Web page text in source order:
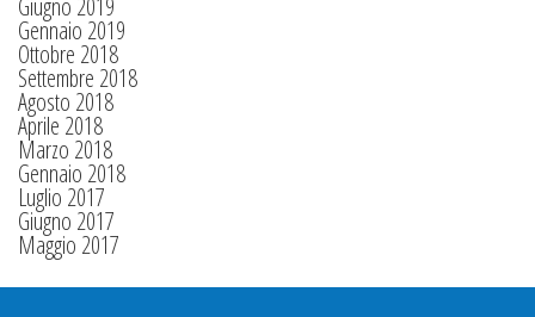
Giugno 2019
Gennaio 2019
Ottobre 2018
Settembre 2018
Agosto 2018
Aprile 2018
Marzo 2018
Gennaio 2018
Luglio 2017
Giugno 2017
Maggio 2017